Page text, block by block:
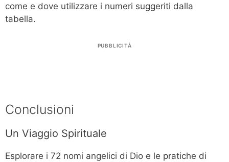
come e dove utilizzare i numeri suggeriti dalla
tabella.
PUBBLICITÀ
Conclusioni
Un Viaggio Spirituale
Esplorare i 72 nomi angelici di Dio e le pratiche di